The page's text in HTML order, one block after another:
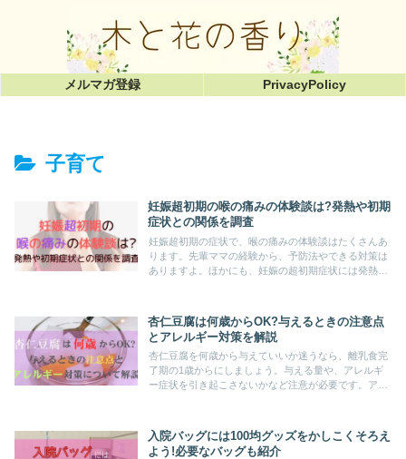
メルマガ登録 PrivacyPolicy
子育て
妊娠超初期の喉の痛みの体験談は?発熱や初期
症状との関係を調査
妊娠超初期の症状で、喉の痛みの体験談はたくさんあ
ります。先輩ママの経験から、予防法やできる対策は
ありますよ。ほかにも、妊娠の超初期症状には発熱や
すよ。
杏仁豆腐は何歳からOK?与えるときの注意点
とアレルギー対策を解説
杏仁豆腐を何歳から与えていいか迷うなら、離乳食完
了期の1歳からにしましょう。与える量や、アレルギ
ー症状を引き起こさないかなど注意が必要です。アレ
しょう♪
入院バッグには100均グッズをかしこくそろえ
よう!必要なバッグも紹介